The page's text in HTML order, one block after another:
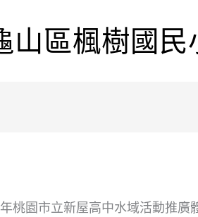
山區楓樹國民
桃園市立新屋高中水域活動推廣